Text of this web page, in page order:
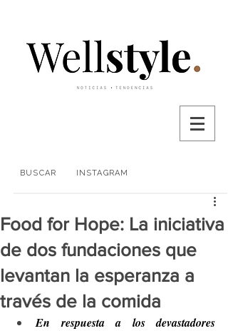
BUSCAR INSTAGRAM
Food for Hope: La iniciativa
de dos fundaciones que
levantan la esperanza a
través de la comida
En respuesta a los devastadores